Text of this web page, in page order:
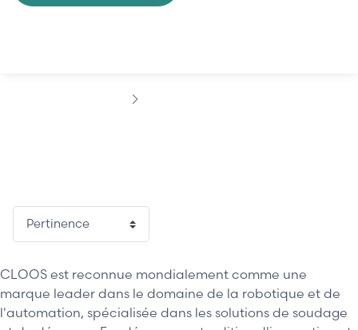
CLOOS est reconnue mondialement comme une
marque leader dans le domaine de la robotique et de
l'automation, spécialisée dans les solutions de soudage